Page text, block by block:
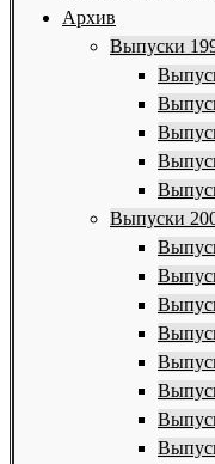
Архив
Выпуски
Выпуски